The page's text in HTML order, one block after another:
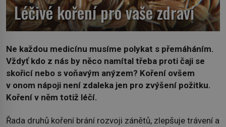
Léčivé koření pro vaše zdraví
Ne každou medicínu musíme polykat s přemáháním.
Vždyť kdo z nás by něco namítal třeba proti čaji se
skořicí nebo s voňavým anýzem? Koření ovšem
v onom nápoji není zdaleka jen pro zvýšení požitku.
Koření v něm totiž léčí.
Řada druhů koření brání rozvoji zánětů, zlepšuje trávení a